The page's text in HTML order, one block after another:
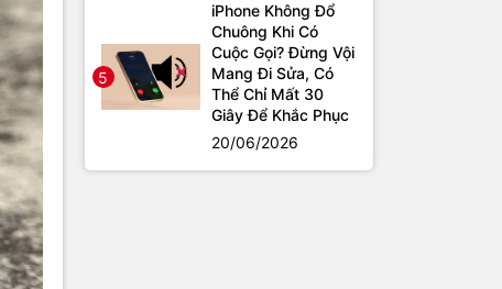
5
iPhone Không Đổ
Chuông Khi Có
Cuộc Gọi? Đừng Vội
Mang Đi Sửa, Có
Thể Chỉ Mất 30
Giây Để Khắc Phục
20/06/2026